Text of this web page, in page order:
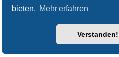
bieten. Mehr erfahren
Verstanden!